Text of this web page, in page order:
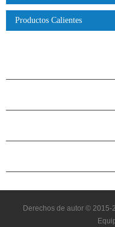
Productos Calientes
Derechos de autor © 2015-